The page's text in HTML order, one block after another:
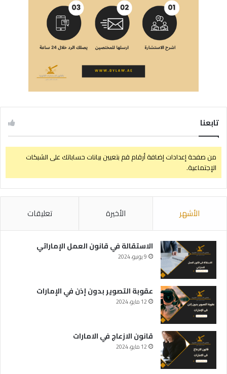
تابعنا
من صفحة إعدادات إضافة أرقام قم بتعيين بيانات حساباتك على الشبكات
الإجتماعية.
الأشهر الأخيرة تعليقات
الاستقالة في قانون العمل الإماراتي
9 يونيو، 2024
عقوبة التصوير بدون إذن في الإمارات
12 مايو، 2024
قانون الازعاج في الامارات
12 مايو، 2024